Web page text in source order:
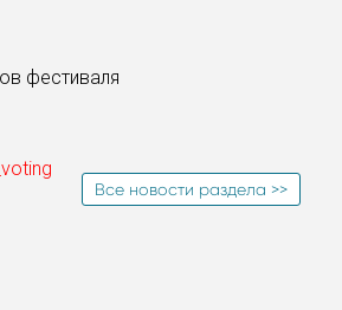
фестиваля
Все новости раздела >>